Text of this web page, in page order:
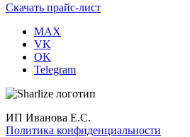
Скачать прайс-лист
MAX
VK
OK
Telegram
ИП Иванова Е.С.
Политика конфиденциальности